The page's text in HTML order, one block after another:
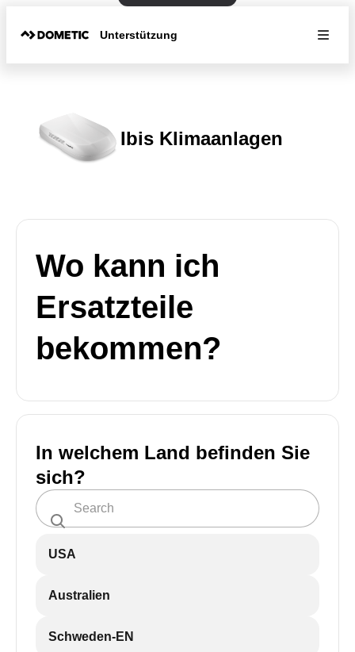
Unterstützung
Ibis Klimaanlagen
Wo kann ich
Ersatzteile
bekommen?
In welchem Land befinden Sie
sich?
USA
Australien
Schweden-EN